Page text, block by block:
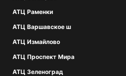
АТЦ Раменки
АТЦ Варшавское ш
АТЦ Измайлово
АТЦ Проспект Мира
АТЦ Зеленоград